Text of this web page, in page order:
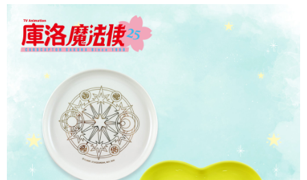
【「AFTEE先享後付」結帳流程】
１．於結帳方式選擇「AFTEE先享後付」後，將跳轉至「AFTEE先享後付」
結帳頁面，進行簡訊認證並確認金額後，即可完成結帳。
２．訂單成立數日內，您將收到繳費通知簡訊。
３．收到繳費通知簡訊後14天內，點擊此簡訊中的連結，可透過四大超商／
ATM／網路銀行／等多元方式進行付款，方視為交易完成。
※ 請注意：結帳手續完成當下不需立刻繳費，但若您需要取消訂單，請聯絡
購買商品的店家。未經商家同意取消之訂單仍視為有效，需透過AFTEE先享
後付繳納相關費用。
※ 交易是否成功請以「AFTEE先享後付 」之結帳頁面顯示為準，若有關於
是否繳費成功／繳費後需取消欲退款等相關疑問，請聯繫「AFTEE先享後付
客戶支援中心」https://netprotections.freshdesk.com/support/home
【注意事項】
付款後全家取貨
每筆NT$60，滿NT$499(含以上)免運費
7-11付款取貨
每筆NT$60，滿NT$499(含以上)免運費
付款後7-11取貨
每筆NT$60，滿NT$499(含以上)免運費